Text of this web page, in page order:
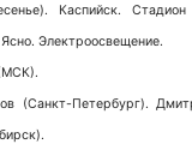
Каспийск.
Электроосвещение.
(Санкт-Петербург).